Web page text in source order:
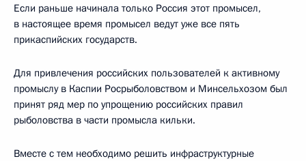
Если раньше начинала только Россия этот промысел,
в настоящее время промысел ведут уже все пять
прикаспийских государств.
Для привлечения российских пользователей к активному
промыслу в Каспии Росрыболовством и Минсельхозом был
принят ряд мер по упрощению российских правил
рыболовства в части промысла кильки.
Вместе с тем необходимо решить инфраструктурные